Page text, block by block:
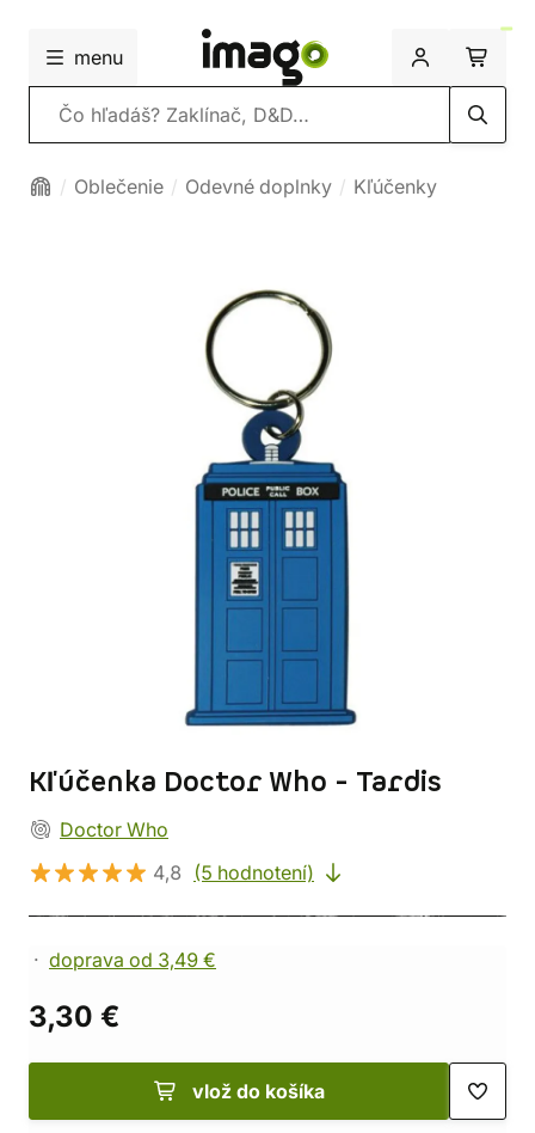
menu
Vyhľadávanie
Oblečenie Odevné doplnky Kľúčenky
Kľúčenka Doctor Who - Tardis
Doctor Who
4,8
(5 hodnotení)
doprava od 3,49 €
3,30 €
vlož do košíka